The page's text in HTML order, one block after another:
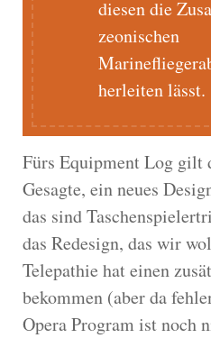
diesen die
zeonischen
herleiten lässt.
Fürs Equipment Log gilt
Gesagte, ein neues
das sind
das Redesign, das wir
Telepathie hat einen
bekommen (aber da
Opera Program ist noch